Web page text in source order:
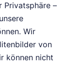
Privatsphäre –
Wir
von
können nicht